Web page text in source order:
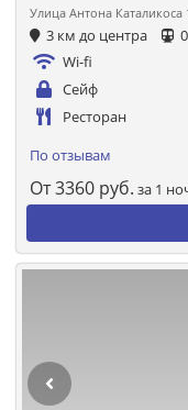
Улица Антона Каталикоса
3 км до центра
Wi-fi
Сейф
Ресторан
По отзывам
От3360 руб. за 1